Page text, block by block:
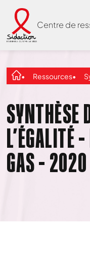
Centre de
Ressources
SYNTHÈSE
L’ÉGALITÉ
GAS – 2020